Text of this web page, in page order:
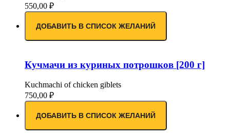
550,00 ₽
ДОБАВИТЬ В СПИСОК ЖЕЛАНИЙ
Кучмачи из куриных потрошков [200 г]
Kuchmachi of chicken giblets
750,00 ₽
ДОБАВИТЬ В СПИСОК ЖЕЛАНИЙ